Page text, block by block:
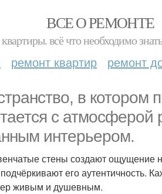
ВСЕ О РЕМОНТЕ
всё что необходимо
ремонт квартир ремонт
в котором
с атмосферой
интерьером.
стены создают ощущение
его аутентичность.
живым и душевным.